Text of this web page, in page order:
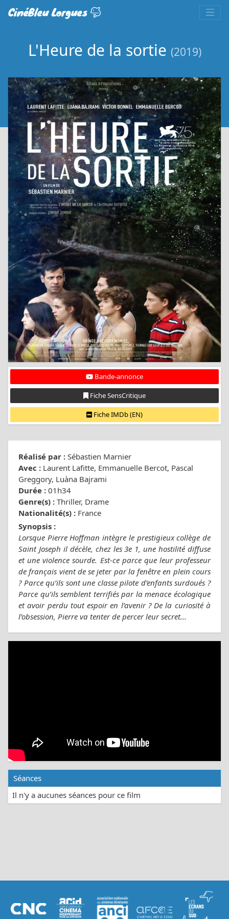
CinéBleu Lorgues
L'Heure de la sortie (2019)
Bande-annonce
Fiche SensCritique
Fiche IMDb (EN)
Réalisé par : Sébastien Marnier
Avec : Laurent Lafitte, Emmanuelle Bercot, Pascal
Greggory, Luàna Bajrami
Durée : 01h34
Genre(s) : Thriller, Drame
Nationalité(s) : France
Synopsis :
Lorsque Pierre Hoffman intègre le prestigieux collège de
Saint Joseph il décèle, chez les 3e 1, une hostilité diffuse
et une violence sourde. Est-ce parce que leur professeur
de français vient de se jeter par la fenêtre en plein cours
? Parce qu’ils sont une classe pilote d’enfants surdoués ?
Parce qu’ils semblent terrifiés par la menace écologique
et avoir perdu tout espoir en l’avenir ? De la curiosité à
l’obsession, Pierre va tenter de percer leur secret...
Séances
Il n'y a aucunes séances pour ce film